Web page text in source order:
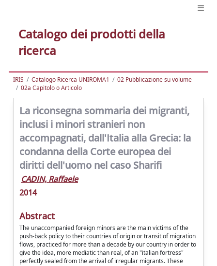
Catalogo dei prodotti della
ricerca
IRIS Catalogo Ricerca UNIROMA1
02 Pubblicazione su volume
02a Capitolo o Articolo
La riconsegna sommaria dei migranti,
inclusi i minori stranieri non
accompagnati, dall'Italia alla Grecia: la
condanna della Corte europea dei
diritti dell'uomo nel caso Sharifi
CADIN, Raffaele
2014
Abstract
The unaccompanied foreign minors are the main victims of the
push-back policy to their countries of origin or transit of migration
flows, practiced for more than a decade by our country in order to
give the idea, more mediatic than real, of an "italian fortress"
perfectly sealed from the arrival of irregular migrants. These